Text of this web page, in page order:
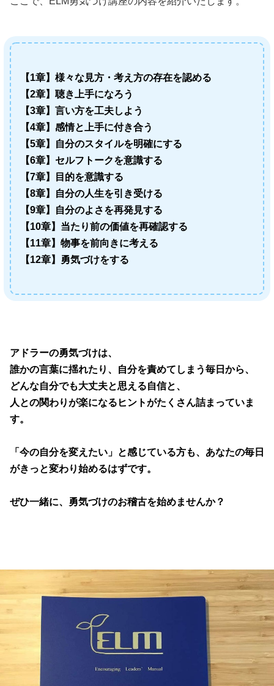
【1章】様々な見方・考え方の存在を認める
【2章】聴き上手になろう
【3章】言い方を工夫しよう
【4章】感情と上手に付き合う
【5章】自分のスタイルを明確にする
【6章】セルフトークを意識する
【7章】目的を意識する
【8章】自分の人生を引き受ける
【9章】自分のよさを再発見する
【10章】当たり前の価値を再確認する
【11章】物事を前向きに考える
【12章】勇気づけをする
アドラーの勇気づけは、
誰かの言葉に揺れたり、自分を責めてしまう毎日から、
どんな自分でも大丈夫と思える自信と、
人との関わりが楽になるヒントがたくさん詰まっていま
す。
「今の自分を変えたい」と感じている方も、あなたの毎日
がきっと変わり始めるはずです。
ぜひ一緒に、勇気づけのお稽古を始めませんか？